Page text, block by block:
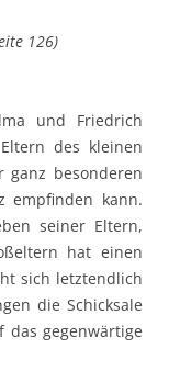
126)
und Friedrich
des kleinen
ganz besonderen
empfinden kann.
seiner Eltern,
hat einen
sich letztendlich
die Schicksale
das gegenwärtige